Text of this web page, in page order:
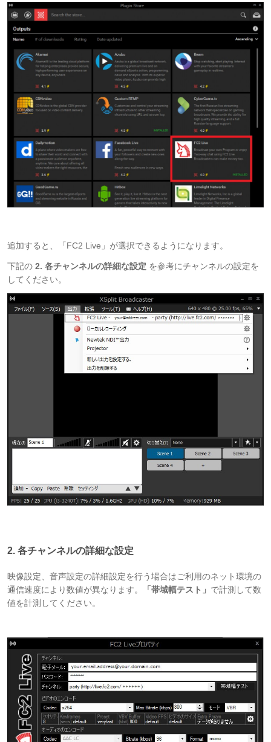
追加すると、「FC2 Live」が選択できるようになります。
下記の 2. 各チャンネルの詳細な設定 を参考にチャンネルの設定を
してください。
2. 各チャンネルの詳細な設定
映像設定、音声設定の詳細設定を行う場合はご利用のネット環境の
通信速度により数値が異なります。
「帯域幅テスト」 で計測して数
値を計測してください。